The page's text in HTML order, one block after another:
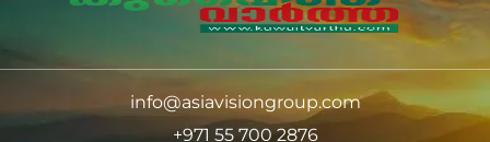
info@asiavisiongroup.com
+971 55 700 2876